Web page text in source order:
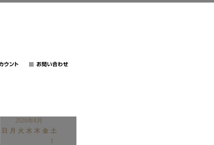
2026年8月
日
月 火 水 木 金 土
1